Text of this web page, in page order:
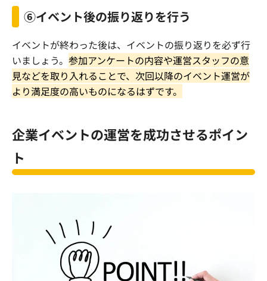
⑥イベント後の振り返りを行う
イベントが終わった後は、イベントの振り返りを必ず行
いましょう。 参加アンケートの内容や運営スタッフの意
見などを取り入れることで、次回以降のイベント運営が
より満足度の高いものになるはずです。
企業イベントの運営を成功させるポイン
ト